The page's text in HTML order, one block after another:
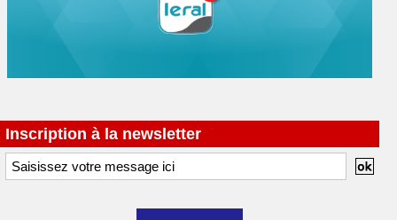
Inscription à la newsletter